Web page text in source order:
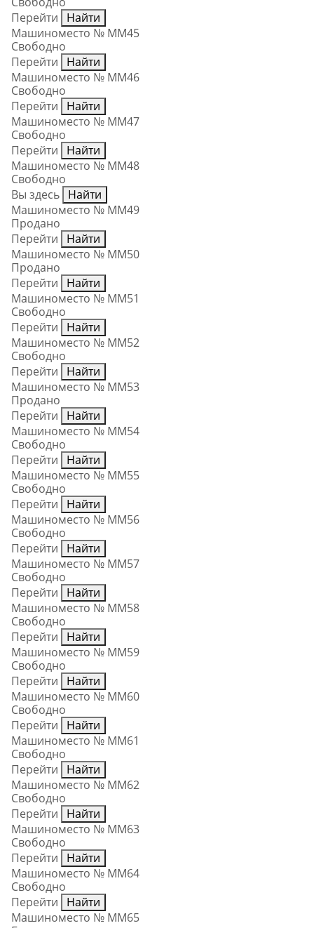
Перейти
Найти
Машиноместо № ММ45
Свободно
Перейти
Найти
Машиноместо № ММ46
Свободно
Перейти
Найти
Машиноместо № ММ47
Свободно
Перейти
Найти
Машиноместо № ММ48
Свободно
Вы здесь Найти
Машиноместо № ММ49
Продано
Перейти
Найти
Машиноместо № ММ50
Продано
Перейти
Найти
Машиноместо № ММ51
Свободно
Перейти
Найти
Машиноместо № ММ52
Свободно
Перейти
Найти
Машиноместо № ММ53
Продано
Перейти
Найти
Машиноместо № ММ54
Свободно
Перейти
Найти
Машиноместо № ММ55
Свободно
Перейти
Найти
Машиноместо № ММ56
Свободно
Перейти
Найти
Машиноместо № ММ57
Свободно
Перейти
Найти
Машиноместо № ММ58
Свободно
Перейти
Найти
Машиноместо № ММ59
Свободно
Перейти
Найти
Машиноместо № ММ60
Свободно
Перейти
Найти
Машиноместо № ММ61
Свободно
Перейти
Найти
Машиноместо № ММ62
Свободно
Перейти
Найти
Машиноместо № ММ63
Свободно
Перейти
Найти
Машиноместо № ММ64
Свободно
Перейти
Найти
Машиноместо № ММ65